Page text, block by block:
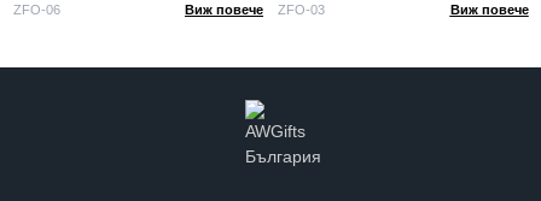
ZFO-06 Виж повече ZFO-03 Виж повече